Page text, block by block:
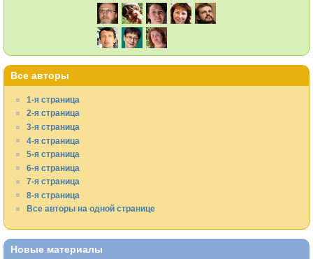
Все авторы
1-я страница
2-я страница
3-я страница
4-я страница
5-я страница
6-я страница
7-я страница
8-я страница
Все авторы на одной странице
Новые материалы